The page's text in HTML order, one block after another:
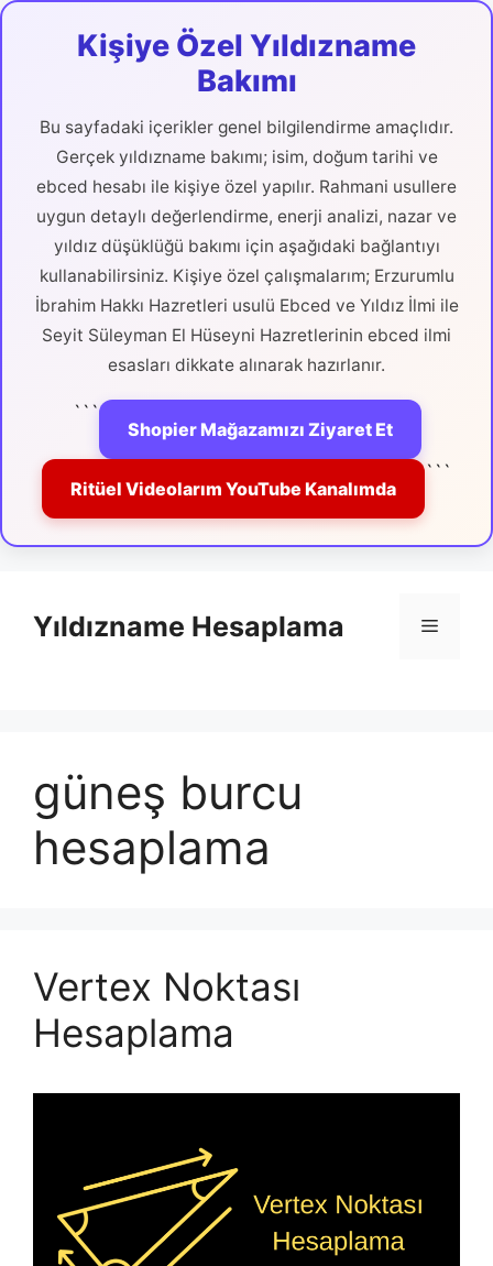
Kişiye Özel Yıldızname
Bakımı
Bu sayfadaki içerikler genel bilgilendirme amaçlıdır.
Gerçek yıldızname bakımı; isim, doğum tarihi ve
ebced hesabı ile kişiye özel yapılır. Rahmani usullere
uygun detaylı değerlendirme, enerji analizi, nazar ve
yıldız düşüklüğü bakımı için aşağıdaki bağlantıyı
kullanabilirsiniz. Kişiye özel çalışmalarım; Erzurumlu
İbrahim Hakkı Hazretleri usulü Ebced ve Yıldız İlmi ile
Seyit Süleyman El Hüseyni Hazretlerinin ebced ilmi
esasları dikkate alınarak hazırlanır.
```
Shopier Mağazamızı Ziyaret Et
Ritüel Videolarım YouTube Kanalımda
```
Yıldızname Hesaplama Menü
güneş burcu
hesaplama
Vertex Noktası
Hesaplama